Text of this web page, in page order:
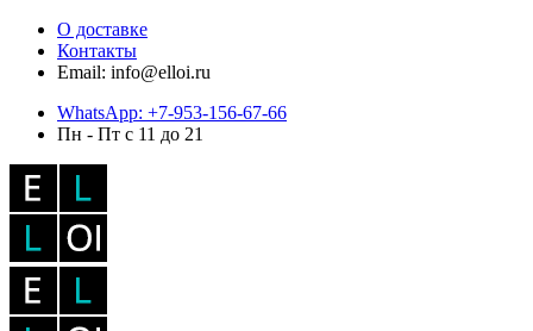
О доставке
Контакты
Email: info@elloi.ru
WhatsApp: +7-953-156-67-66
Пн - Пт с 11 до 21